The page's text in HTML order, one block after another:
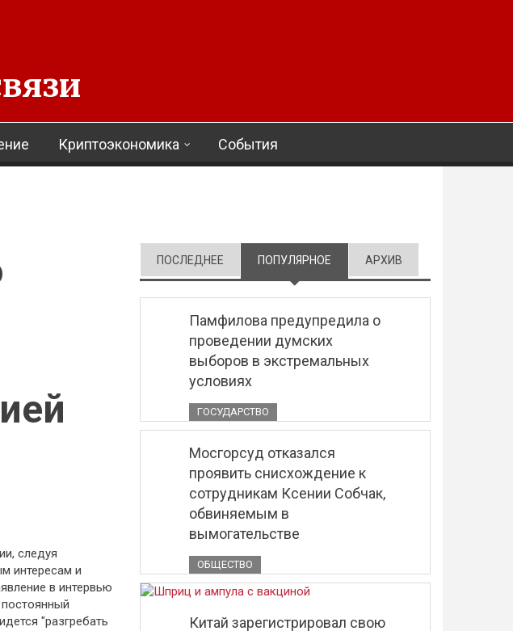
Криптоэкономика События
следуя
интересам и
в интервью
"разгребать
ПОСЛЕДНЕЕ ПОПУЛЯРНОЕ (АКТИВНАЯ ВКЛАДКА)
АРХИВ
Памфилова предупредила о
проведении думских
выборов в экстремальных
условиях
ГОСУДАРСТВО
Мосгорсуд отказался
проявить снисхождение к
сотрудникам Ксении Собчак,
обвиняемым в
вымогательстве
ОБЩЕСТВО
Китай зарегистрировал свою